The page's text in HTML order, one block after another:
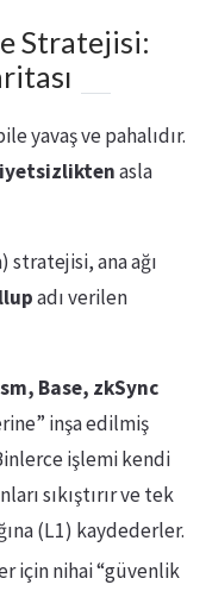
Stratejisi:
yavaş ve pahalıdır.
asla
stratejisi, ana ağı
adı verilen
Base, zkSync
inşa edilmiş
işlemi kendi
sıkıştırır ve tek
(L1) kaydederler.
için nihai “güvenlik